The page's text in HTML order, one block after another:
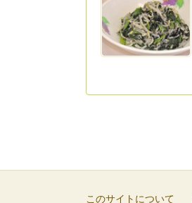
このサイトについて